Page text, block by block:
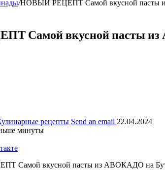
/НОВЫЙ РЕЦЕПТ Самой вкусной пасты
Самой вкусной пасты из
рецепты Send an email 22.04.2024
минуты